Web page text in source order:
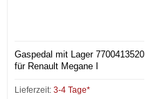
Gaspedal mit Lager 7700413520
für Renault Megane I
Lieferzeit: 3-4 Tage*